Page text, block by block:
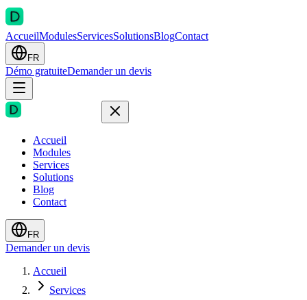
AccueilModulesServicesSolutionsBlogContact
FR
Démo gratuiteDemander un devis
Accueil
Modules
Services
Solutions
Blog
Contact
FR
Demander un devis
Accueil
Services